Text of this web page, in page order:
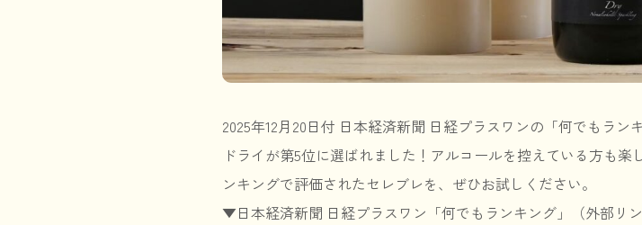
2025年12月20日付 日本経済新聞 日経プラスワンの「何でもラ
ドライが第5位に選ばれました！アルコールを控えている方も
ンキングで評価されたセレブレを、ぜひお試しください。
▼日本経済新聞 日経プラスワン「何でもランキング」（外部リン